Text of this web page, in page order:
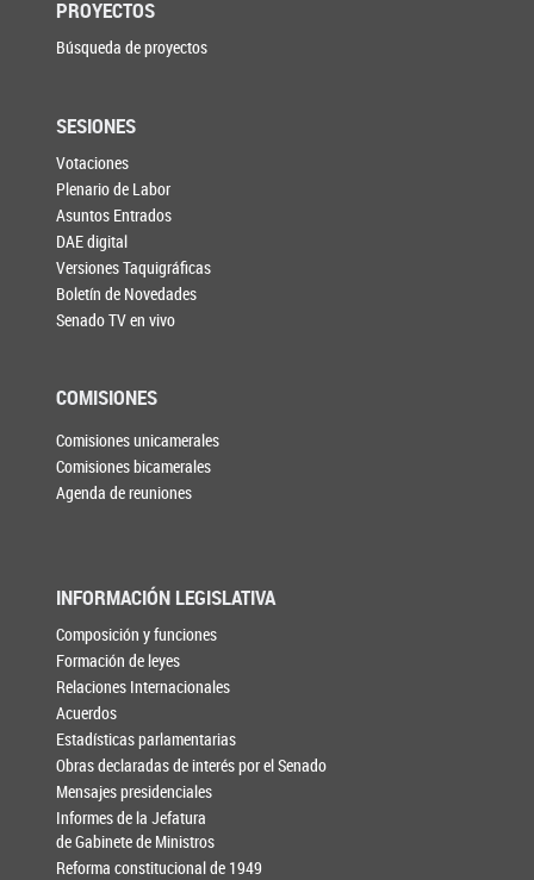
PROYECTOS
Búsqueda de proyectos
SESIONES
Votaciones
Plenario de Labor
Asuntos Entrados
DAE digital
Versiones Taquigráficas
Boletín de Novedades
Senado TV en vivo
COMISIONES
Comisiones unicamerales
Comisiones bicamerales
Agenda de reuniones
INFORMACIÓN LEGISLATIVA
Composición y funciones
Formación de leyes
Relaciones Internacionales
Acuerdos
Estadísticas parlamentarias
Obras declaradas de interés por el Senado
Mensajes presidenciales
Informes de la Jefatura
de Gabinete de Ministros
Reforma constitucional de 1949